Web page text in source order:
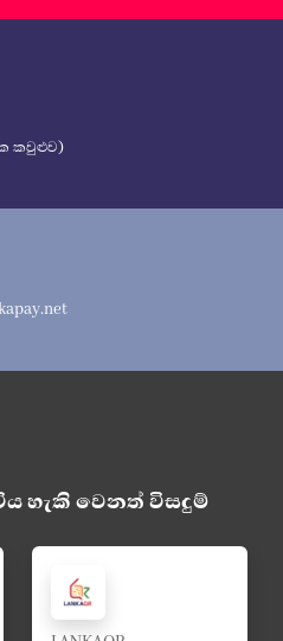
කවුළුව)
හැකි වෙනත් විසදුම්